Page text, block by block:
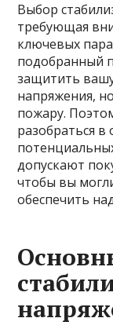
Выбор
требующая
ключевых
подобранный
защитить
напряжения,
пожару.
разобраться в
допускают
чтобы вы
обеспечить